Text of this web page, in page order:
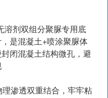
剂双组分聚脲专用底
是混凝土+喷涂聚脲体
闭混凝土结构微孔，避
渗透双重结合，牢牢粘